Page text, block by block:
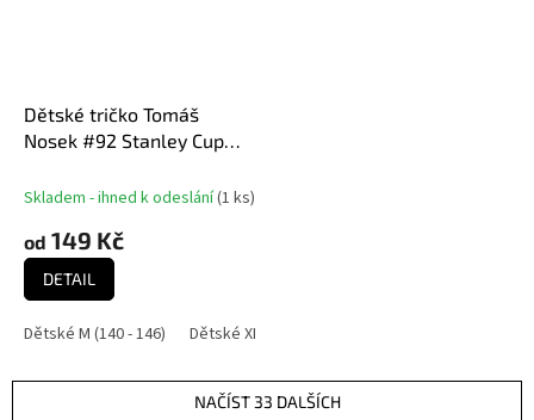
Dětské tričko Tomáš
Nosek #92 Stanley Cup
Panthers NHL Navy
Skladem - ihned k odeslání(1 ks)
od 149 Kč
DETAIL
Dětské M (140 - 146) Dětské XL (164 - 170)
NAČÍST 33 DALŠÍCH